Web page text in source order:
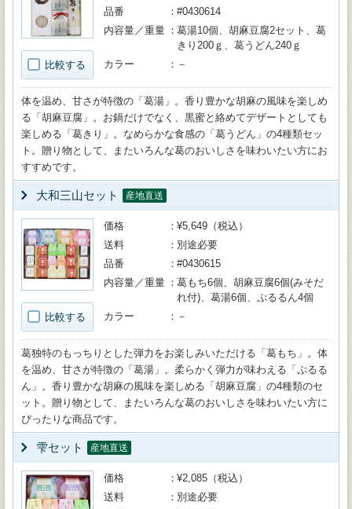
比較する
品番
#0430614
内容量／重量
葛湯10個、胡麻豆腐2セット、葛
きり200ｇ、葛うどん240ｇ
カラー
－
体を温め、甘さが特徴の「葛湯」。香り豊かな胡麻の風味を楽しめ
る「胡麻豆腐」。お鍋だけでなく、黒蜜と絡めてデザートとしても
楽しめる「葛きり」。なめらかな食感の「葛うどん」の4種類セッ
ト。贈り物として、またいろんな葛のおいしさを味わいたい方にお
すすめです。
大和三山セット 産地直送
比較する
価格
¥5,649（税込）
送料
別途必要
品番
#0430615
内容量／重量
葛もち6個、胡麻豆腐6個(みそだ
れ付)、葛湯6個、ぷるるん4個
カラー
－
葛独特のもっちりとした弾力をお楽しみいただける「葛もち」。体
を温め、甘さが特徴の「葛湯」。柔らかく弾力が味わえる「ぷるる
ん」。香り豊かな胡麻の風味を楽しめる「胡麻豆腐」の4種類のセ
ット。贈り物として、またいろんな葛のおいしさを味わいたい方に
ぴったりな商品です。
雫セット 産地直送
価格
¥2,085（税込）
送料
別途必要